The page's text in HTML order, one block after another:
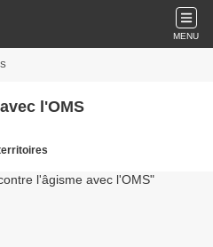
MENU
l'OMS